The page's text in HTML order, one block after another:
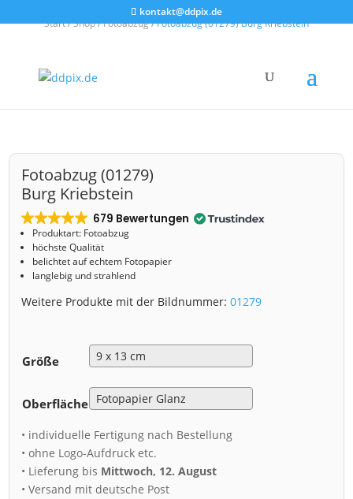
kontakt@ddpix.de
Start/Shop/Fotoabzug/ Fotoabzug (01279) Burg Kriebstein
Fotoabzug (01279)
Burg Kriebstein
679 Bewertungen
Produktart: Fotoabzug
höchste Qualität
belichtet auf echtem Fotopapier
langlebig und strahlend
Weitere Produkte mit der Bildnummer:01279
Größe
Oberfläche
• individuelle Fertigung nach Bestellung
• ohne Logo-Aufdruck etc.
• Lieferung bis Mittwoch, 12. August
• Versand mit deutsche Post